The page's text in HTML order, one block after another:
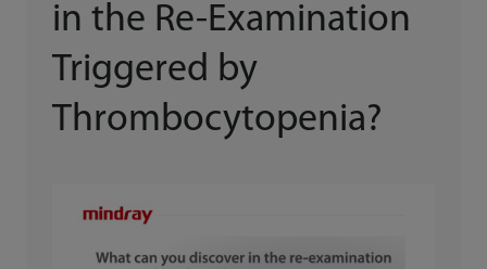
in the Re-Examination
Triggered by
Thrombocytopenia?